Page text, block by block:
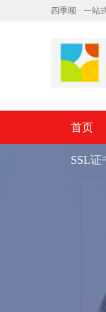
四季顺 · 一站
首页
SSL证